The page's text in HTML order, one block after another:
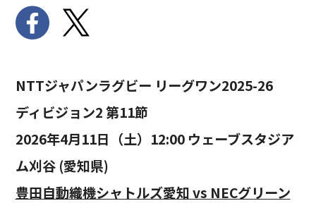
NTTジャパンラグビー リーグワン2025-26
ディビジョン2 第11節
2026年4月11日（土）12:00 ウェーブスタジア
ム刈谷 (愛知県)
豊田自動織機シャトルズ愛知 vs NECグリーン